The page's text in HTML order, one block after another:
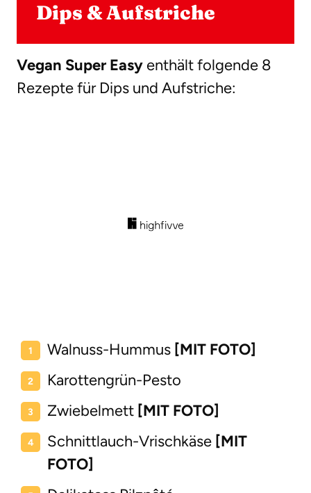
Dips & Aufstriche
Vegan Super Easy enthält folgende 8
Rezepte für Dips und Aufstriche:
Walnuss-Hummus [MIT FOTO]
Karottengrün-Pesto
Zwiebelmett [MIT FOTO]
Schnittlauch-Vrischkäse [MIT
FOTO]